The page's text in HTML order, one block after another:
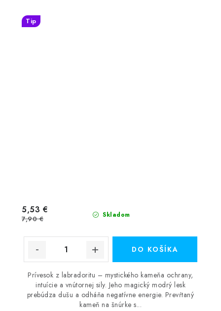
Tip
Skladom
5,53 €
7,90 €
DO KOŠÍKA
Prívesok z labradoritu – mystického kameňa ochrany,
intuície a vnútornej sily. Jeho magický modrý lesk
prebúdza dušu a odháňa negatívne energie. Prevŕtaný
kameň na šnúrke s...